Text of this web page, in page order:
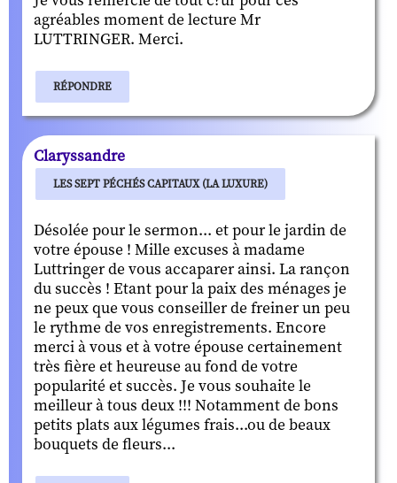
agréables moment de lecture Mr
LUTTRINGER. Merci.
RÉPONDRE
Claryssandre
LES SEPT PÉCHÉS CAPITAUX (LA LUXURE)
Désolée pour le sermon... et pour le jardin de
votre épouse ! Mille excuses à madame
Luttringer de vous accaparer ainsi. La rançon
du succès ! Etant pour la paix des ménages je
ne peux que vous conseiller de freiner un peu
le rythme de vos enregistrements. Encore
merci à vous et à votre épouse certainement
très fière et heureuse au fond de votre
popularité et succès. Je vous souhaite le
meilleur à tous deux !!! Notamment de bons
petits plats aux légumes frais...ou de beaux
bouquets de fleurs...